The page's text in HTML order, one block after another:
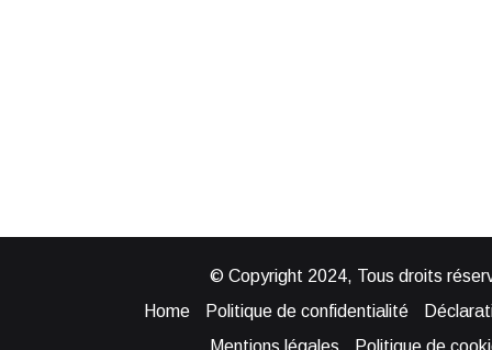
© Copyright 2024, Tous droits
Home
Politique de confidentialité
Mentions légales
Politique de